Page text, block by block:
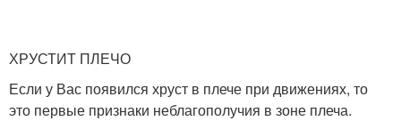
ХРУСТИТ ПЛЕЧО
Если у Вас появился хруст в плече при движениях, то
это первые признаки неблагополучия в зоне плеча.